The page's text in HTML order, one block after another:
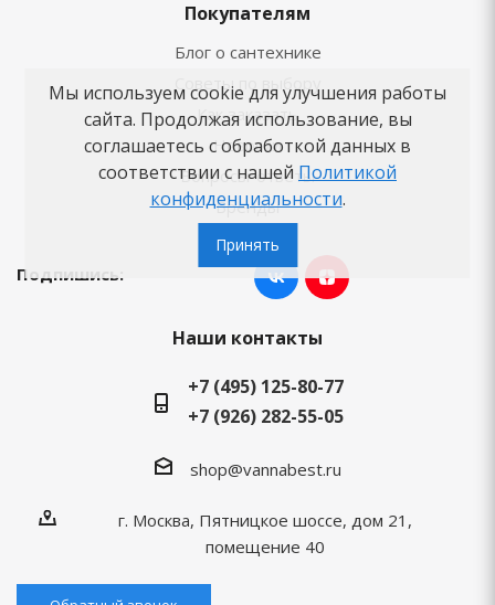
Покупателям
Блог о сантехнике
Советы по выбору
Как заказать
Новости
Вопросы-ответы
Бренды
Подпишись:
Наши контакты
+7 (495) 125-80-77
+7 (926) 282-55-05
shop@vannabest.ru
г. Москва, Пятницкое шоссе, дом 21,
помещение 40
Мы используем cookie для улучшения работы
сайта. Продолжая использование, вы
соглашаетесь с обработкой данных в
соответствии с нашей Политикой
конфиденциальности.
Принять